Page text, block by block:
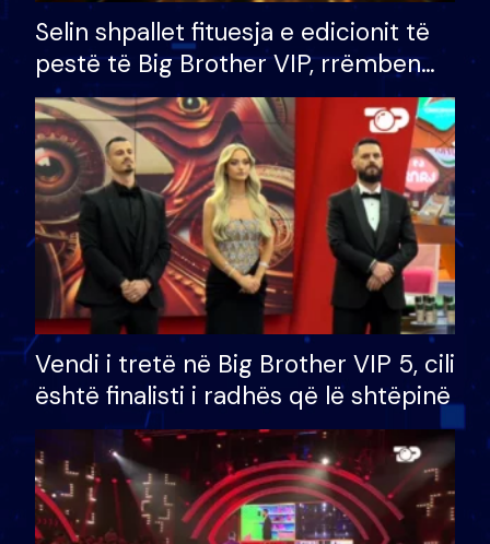
Selin shpallet fituesja e edicionit të
pestë të Big Brother VIP, rrëmben
çmimin e madh prej 100 mijë eurosh
Vendi i tretë në Big Brother VIP 5, cili
është finalisti i radhës që lë shtëpinë